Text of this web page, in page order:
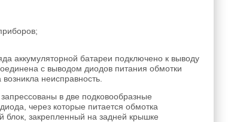
аккумуляторной батареи подключено к выводу
с выводом диодов питания обмотки
неисправность.
в две подковообразные
через которые питается обмотка
блок, закрепленный на задней крышке